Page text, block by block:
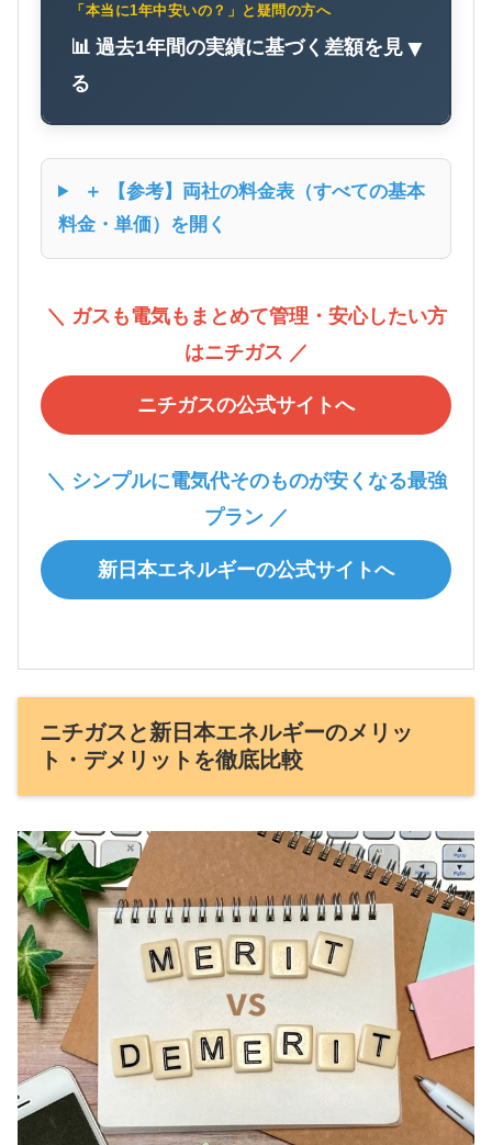
「本当に1年中安いの？」と疑問の方へ
📊 過去1年間の実績に基づく差額を見
る
▼
＋ 【参考】両社の料金表（すべての基本
料金・単価）を開く
＼ ガスも電気もまとめて管理・安心したい方
はニチガス ／
ニチガスの公式サイトへ
＼ シンプルに電気代そのものが安くなる最強
プラン ／
新日本エネルギーの公式サイトへ
ニチガスと新日本エネルギーのメリッ
ト・デメリットを徹底比較